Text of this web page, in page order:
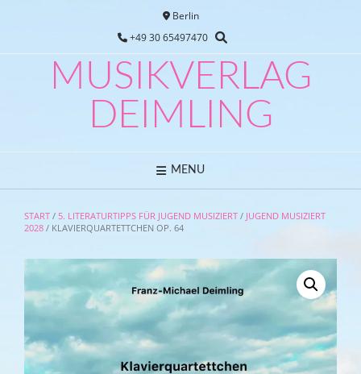
Berlin
+49 30 65497470
MUSIKVERLAG
DEIMLING
MENU
START / 5. LITERATURTIPPS FÜR JUGEND MUSIZIERT / JUGEND MUSIZIERT
2028 / KLAVIERQUARTETTCHEN OP. 64